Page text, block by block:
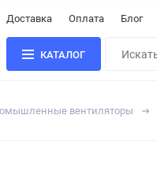
Доставка Оплата Блог
КАТАЛОГ
вентиляторы